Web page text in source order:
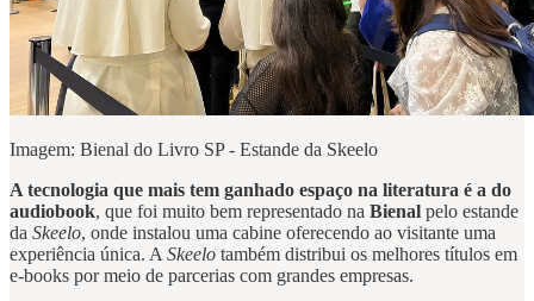
Imagem: Bienal do Livro SP - Estande da Skeelo
A tecnologia que mais tem ganhado espaço na literatura é a do
audiobook, que foi muito bem representado na Bienal pelo estande
da Skeelo, onde instalou uma cabine oferecendo ao visitante uma
experiência única. A Skeelo também distribui os melhores títulos em
e-books por meio de parcerias com grandes empresas.